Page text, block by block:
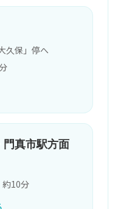
久保」停へ
門真市駅方面
約10分